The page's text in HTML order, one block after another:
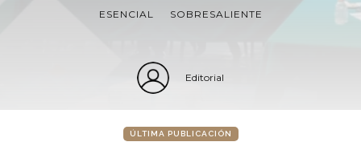
ESENCIAL SOBRESALIENTE
Editorial
ÚLTIMA PUBLICACIÓN